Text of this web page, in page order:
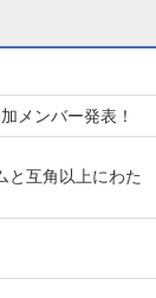
メンバー発表！
互角以上にわた